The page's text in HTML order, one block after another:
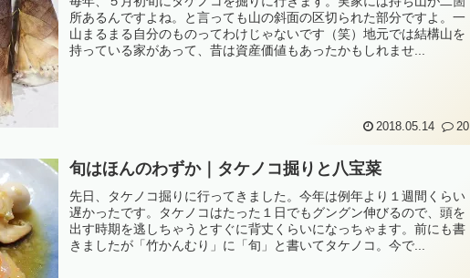
所あるんですよね。と言っても山の斜面の区切られた部分ですよ。一
山まるまる自分のものってわけじゃないです（笑）地元では結構山を
持っている家があって、昔は資産価値もあったかもしれませ...
2018.05.14 20
旬はほんのわずか｜タケノコ掘りと八宝菜
先日、タケノコ掘りに行ってきました。今年は例年より１週間くらい
遅かったです。タケノコはたった１日でもグングン伸びるので、頭を
出す時期を逃しちゃうとすぐに背丈くらいになっちゃます。前にも書
きましたが「竹かんむり」に「旬」と書いてタケノコ。今で...